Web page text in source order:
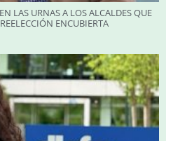
LAS URNAS A LOS ALCALDES QUE
ENCUBIERTA